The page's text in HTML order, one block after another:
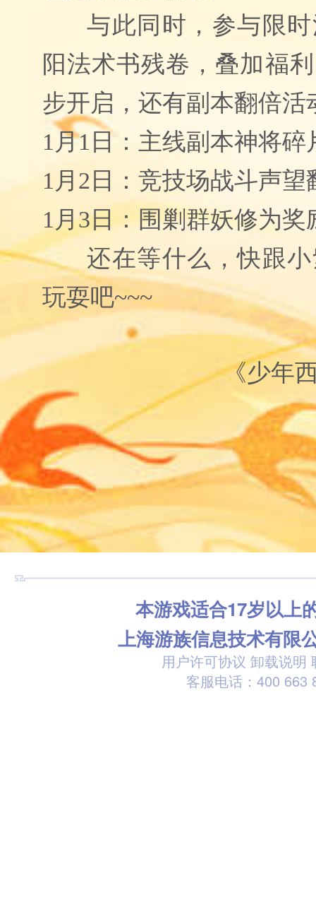
与此同时，参与限时
阳法术书残卷，叠加福
步开启，还有副本翻倍活
1月1日：主线副本神将碎
1月2日：竞技场战斗声望
1月3日：围剿群妖修为奖
还在等什么，快跟小
玩耍吧~~~
《少年
本游戏适合17岁以上
上海游族信息技术有限
用户许可协议 卸载说明
客服电话：400 663